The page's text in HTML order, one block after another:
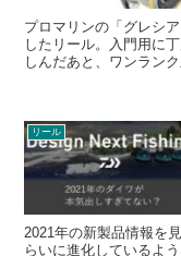
プロマリンの「グレシ
したリール。入門用に
しんだあと、ワンラン
リール
2021年の新製品情報を
らいに進化しているよ